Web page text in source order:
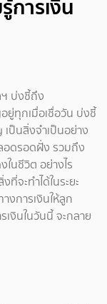
ารเงิน
ฯ บ่งชี้ถึง
ทุกเมื่อเชื่อวัน บ่งชี้
ป็นสิ่งจำเป็นอย่าง
ลอดรอดฝั่ง รวมถึง
นชีวิต อย่างไร
จะทำได้ในระยะ
งการเงินให้ลูก
เงินในวันนี้ จะกลาย